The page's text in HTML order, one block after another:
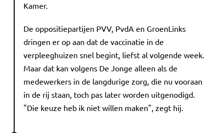
Kamer.
De oppositiepartijen PVV, PvdA en GroenLinks
dringen er op aan dat de vaccinatie in de
verpleeghuizen snel begint, liefst al volgende week.
Maar dat kan volgens De Jonge alleen als de
medewerkers in de langdurige zorg, die nu vooraan
in de rij staan, toch pas later worden uitgenodigd.
"Die keuze heb ik niet willen maken", zegt hij.